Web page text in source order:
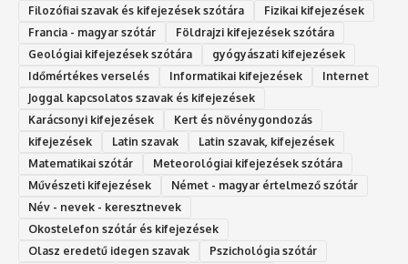
Filozófiai szavak és kifejezések szótára
Fizikai kifejezések
Francia - magyar szótár
Földrajzi kifejezések szótára
Geológiai kifejezések szótára
gyógyászati kifejezések
Időmértékes verselés
Informatikai kifejezések
Internet
Joggal kapcsolatos szavak és kifejezések
Karácsonyi kifejezések
Kert és növénygondozás
kifejezések
Latin szavak
Latin szavak, kifejezések
Matematikai szótár
Meteorológiai kifejezések szótára
Művészeti kifejezések
Német - magyar értelmező szótár
Név - nevek - keresztnevek
Okostelefon szótár és kifejezések
Olasz eredetű idegen szavak
Ps‮gólohciz‬ia s‮átóz‬r